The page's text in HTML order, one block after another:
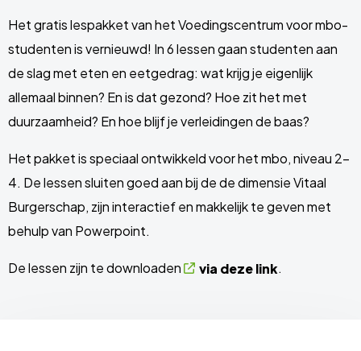
Het gratis lespakket van het Voedingscentrum voor mbo-
studenten is vernieuwd! In 6 lessen gaan studenten aan
de slag met eten en eetgedrag: wat krijg je eigenlijk
allemaal binnen? En is dat gezond? Hoe zit het met
duurzaamheid? En hoe blijf je verleidingen de baas?
Het pakket is speciaal ontwikkeld voor het mbo, niveau 2-
4. De lessen sluiten goed aan bij de de dimensie Vitaal
Burgerschap, zijn interactief en makkelijk te geven met
behulp van Powerpoint.
De lessen zijn te downloaden via deze link.